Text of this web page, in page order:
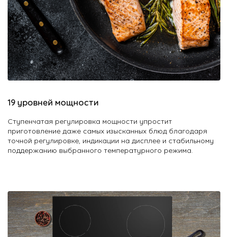
19 уровней мощности
Ступенчатая регулировка мощности упростит
приготовление даже самых изысканных блюд благодаря
точной регулировке, индикации на дисплее и стабильному
поддержанию выбранного температурного режима.